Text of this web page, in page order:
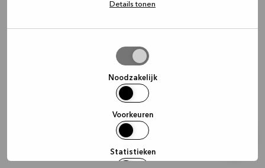
Details tonen
Noodzakelijk
Voorkeuren
Statistieken